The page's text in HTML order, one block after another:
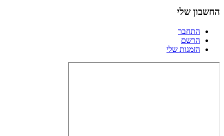
החשבון שלי
התחבר
הרשם
הזמנות שלי